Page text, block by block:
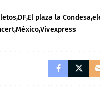
DF El plaza la Condesa
MéxicoVivexpress